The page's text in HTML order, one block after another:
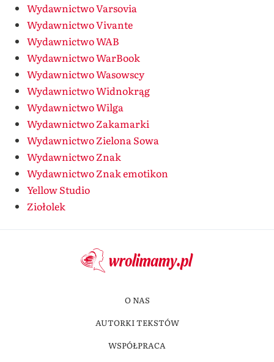
Wydawnictwo Varsovia
Wydawnictwo Vivante
Wydawnictwo WAB
Wydawnictwo WarBook
Wydawnictwo Wasowscy
Wydawnictwo Widnokrąg
Wydawnictwo Wilga
Wydawnictwo Zakamarki
Wydawnictwo Zielona Sowa
Wydawnictwo Znak
Wydawnictwo Znak emotikon
Yellow Studio
Ziołolek
O NAS
AUTORKI TEKSTÓW
WSPÓŁPRACA